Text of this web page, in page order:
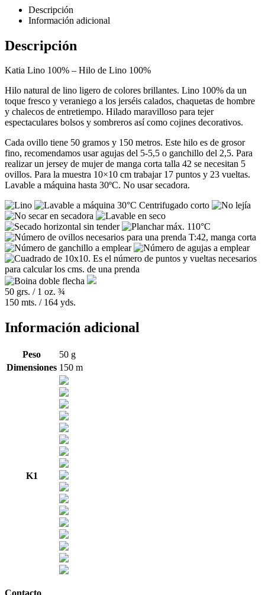
Descripción
Información adicional
Descripción
Katia Lino 100% – Hilo de Lino 100%
Hilo natural de lino ligero de colores brillantes. Lino 100% da un
toque fresco y veraniego a los jerséis calados, chaquetas de hombre
y chalecos de entretiempo. Hilado maravilloso para tejer
espectaculares bolsos y sombreros así como cojines decorativos.
Cada ovillo tiene 50 gramos y 150 metros. Este hilo es de grosor
fino, recomendamos usar agujas del 5-5,5 o ganchillo del 2,5. Para
realizar un jersey de mujer de manga corta talla 42 se necesitan 5
ovillos. Para la muestra 10×10 cm trabajar 17 puntos y 23 vueltas.
Lavable a máquina hasta 30ºC. No usar secadora.
50 grs. / 1 oz. ¾
150 mts. / 164 yds.
Información adicional
Peso
50 g
Dimensiones 150 m
K1